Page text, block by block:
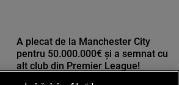
A plecat de la Manchester City
pentru 50.000.000€ și a semnat cu
alt club din Premier League!